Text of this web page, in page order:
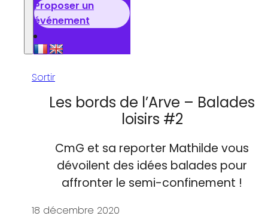
Proposer un
événement
Sortir
Les bords de l’Arve – Balades
loisirs #2
CmG et sa reporter Mathilde vous
dévoilent des idées balades pour
affronter le semi-confinement !
18 décembre 2020